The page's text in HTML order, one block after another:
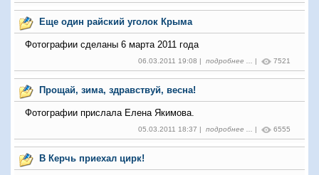
Еще один райский уголок Крыма
Фотографии сделаны 6 марта 2011 года
06.03.2011 19:08 | подробнее ... | 7521
Прощай, зима, здравствуй, весна!
Фотографии прислала Елена Якимова.
05.03.2011 18:37 | подробнее ... | 6555
В Керчь приехал цирк!